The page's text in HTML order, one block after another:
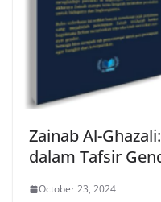
Zainab Al-
dalam Tafsir
October 23, 2024